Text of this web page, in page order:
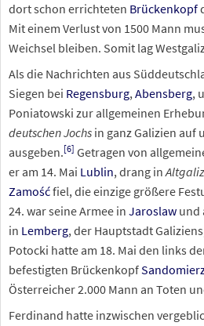
dort schon errichteten Brückenkopf
Mit einem Verlust von 1500 Mann
Weichsel bleiben. Somit lag
Als die Nachrichten aus
Siegen bei Regensburg,Abensberg,
Poniatowski zur allgemeinen
deutschen Jochs in ganz Galizien auf
ausgeben.[6] Getragen von
er am 14. Mai Lublin, drang in
Zamośćfiel, die einzige größere
24. war seine Armee in Jaroslaw und
in Lemberg, der Hauptstadt
Potocki hatte am 18. Mai den links
befestigten Brückenkopf
Österreicher 2.000 Mann an Toten
Ferdinand hatte inzwischen